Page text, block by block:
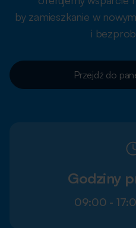
by zamieszkanie w
i
Przejdź do
Godziny
09:00 -